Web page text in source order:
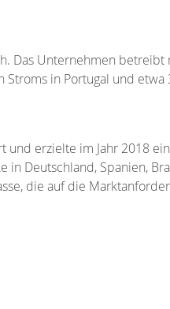
Unternehmen
in Portugal und
erzielte im Jahr 2018
Deutschland, Spanien,
die auf die